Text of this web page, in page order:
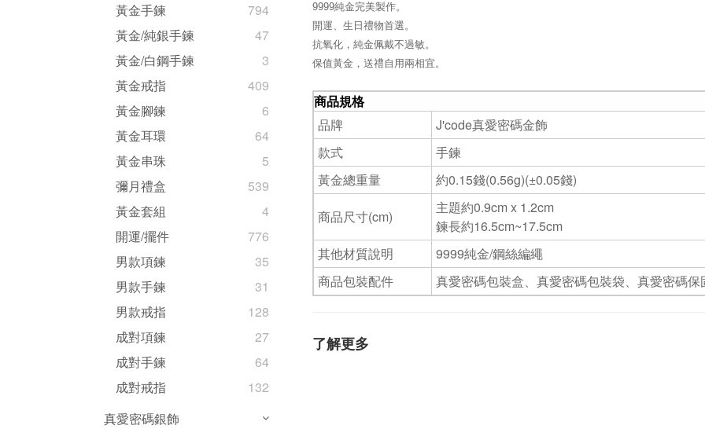
黃金手鍊
794
黃金/純銀手鍊
47
黃金/白鋼手鍊
3
黃金戒指
409
黃金腳鍊
6
黃金耳環
64
黃金串珠
5
彌月禮盒
539
黃金套組
4
開運/擺件
776
男款項鍊
35
男款手鍊
31
男款戒指
128
成對項鍊
27
成對手鍊
64
成對戒指
132
真愛密碼銀飾
9999純金完美製作。
開運、生日禮物首選。
抗氧化，純金佩戴不過敏。
保值黃金，送禮自用兩相宜。
商品規格
品牌
J'code真愛密碼金飾
款式
手鍊
黃金總重量
約0.15錢(0.56g)(±0.05錢)
商品尺寸(cm)
主題約0.9cm x 1.2cm
鍊長約16.5cm~17.5cm
其他材質說明
9999純金/鋼絲編繩
商品包裝配件
真愛密碼包裝盒、真愛密碼包裝袋、真愛密碼保
了解更多